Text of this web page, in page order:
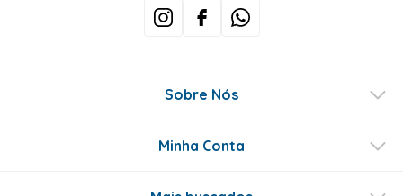
Perguntas & respostas